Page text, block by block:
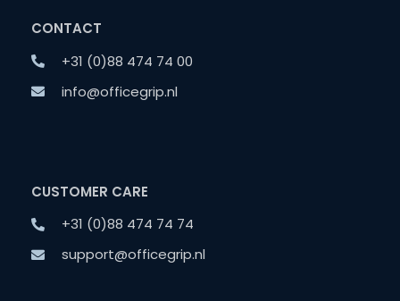
CONTACT
+31 (0)88 474 74 00
info@officegrip.nl
CUSTOMER CARE
+31 (0)88 474 74 74
support@officegrip.nl